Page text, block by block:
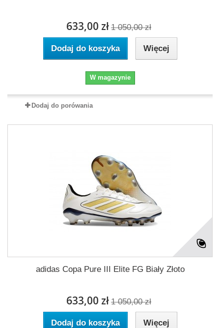
633,00 zł 1 050,00 zł
Dodaj do koszyka Więcej
W magazynie
Dodaj do porówania
adidas Copa Pure III Elite FG Biały Złoto
633,00 zł 1 050,00 zł
Dodaj do koszyka Więcej